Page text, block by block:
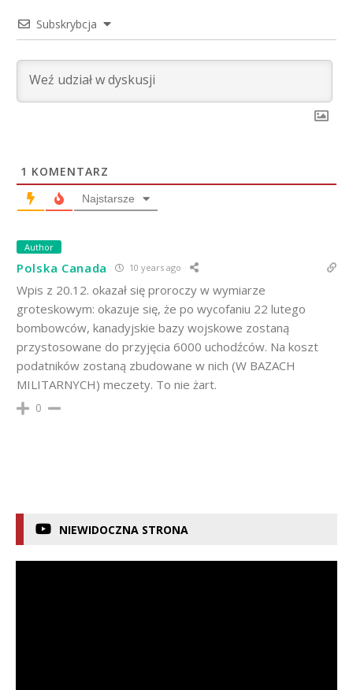
Subskrybcja
1 KOMENTARZ
Najstarsze
Author
Polska Canada 10 years ago
Wpis z 20.12. okazał się proroczy w wymiarze
groteskowym: okazuje się, że po wycofaniu 22 lutego
bombowców, kanadyjskie bazy wojskowe zostaną
przystosowane do przyjęcia 6000 uchodźców. Na koszt
podatników zostaną zbudowane w nich (W BAZACH
MILITARNYCH) meczety. To nie żart.
0
NIEWIDOCZNA STRONA